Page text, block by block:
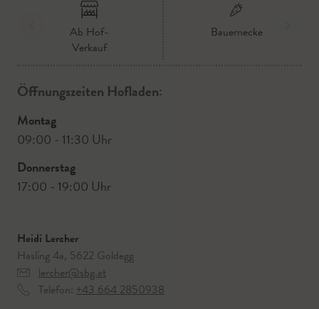
Ab Hof-
Verkauf
Bauernecke
Öffnungszeiten Hofladen:
Montag
09:00 - 11:30 Uhr
Donnerstag
17:00 - 19:00 Uhr
Heidi Lercher
Hasling 4a, 5622 Goldegg
lercher@sbg.at
Telefon: +43 664 2850938